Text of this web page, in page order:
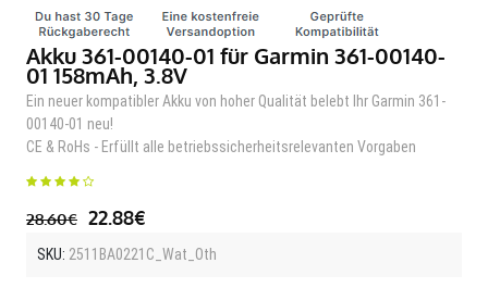
Akku 361-00140-01 für Garmin 361-00140-
01 158mAh, 3.8V
Ein neuer kompatibler Akku von hoher Qualität belebt Ihr Garmin 361-
00140-01 neu!
CE & RoHs - Erfüllt alle betriebssicherheitsrelevanten Vorgaben
28.60€ 22.88€
SKU: 2511BA0221C_Wat_Oth